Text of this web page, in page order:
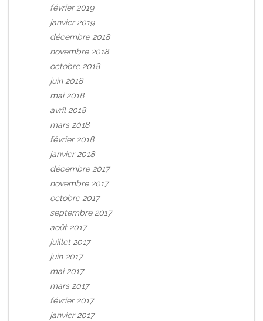
février 2019
janvier 2019
décembre 2018
novembre 2018
octobre 2018
juin 2018
mai 2018
avril 2018
mars 2018
février 2018
janvier 2018
décembre 2017
novembre 2017
octobre 2017
septembre 2017
août 2017
juillet 2017
juin 2017
mai 2017
mars 2017
février 2017
janvier 2017